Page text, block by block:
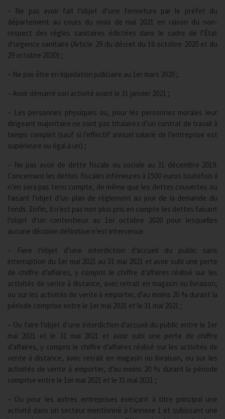
– Ne pas avoir fait l’objet d’une fermeture par le préfet du
département au cours du mois de mai 2021 en raison du non-
respect des règles sanitaires édictées dans le cadre de l’État
d’urgence sanitaire (Article 29 du décret du 16 octobre 2020 et du
29 octobre 2020) ;
– Ne pas être en liquidation judiciaire au 1er mars 2020 ;
– Avoir démarré son activité avant le 31 janvier 2021 ;
– Les personnes physiques ou, pour les personnes morales leur
dirigeant majoritaire ne sont pas titulaires d’un contrat de travail à
temps complet (sauf si l’effectif annuel salarié de l’entreprise est
supérieure ou égal à un) ;
– Ne pas avoir de dette fiscale ou sociale au 31 décembre 2019.
Concernant les dettes fiscales inférieures à 1500 euros toutefois il
n’en sera pas tenu compte, de même que les dettes couvertes ou
faisant l’objet d’un plan de règlement au jour de la demande du
fonds. Enfin, il n’est pas non plus pris en compte les dettes faisant
l’objet d’un contentieux au 1er octobre 2020 pour lesquelles
aucune décision définitive n’est intervenue.
– Faire l’objet d’une interdiction d’accueil du public sans
interruption du 1er mai 2021 au 31 mai 2021 et avoir subi une perte
de chiffre d’affaires, y compris le chiffre d’affaires réalisé sur les
activités de vente à distance, avec retrait en magasin ou livraison,
ou sur les activités de vente à emporter, d’au moins 20 % durant la
période comprise entre le 1er mai 2021 et le 31 mai 2021 ;
– Ou faire l’objet d’une interdiction d’accueil du public entre le 1er
mai 2021 et le 31 mai 2021 et avoir subi une perte de chiffre
d’affaires, y compris le chiffre d’affaires réalisé sur les activités de
vente à distance, avec retrait en magasin ou livraison, ou sur les
activités de vente à emporter, d’au moins 20 % durant la période
comprise entre le 1er mai 2021 et le 31 mai 2021 ;
– Ou pour les autres entreprises exerçant à titre principal une
activité dans un secteur mentionné à l’annexe 1 et subissant une